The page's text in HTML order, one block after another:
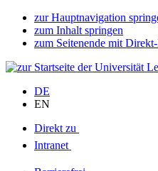
zur Hauptnavigation
zum Inhalt springen
zum Seitenende mit
DE
EN
Direkt zu
Intranet